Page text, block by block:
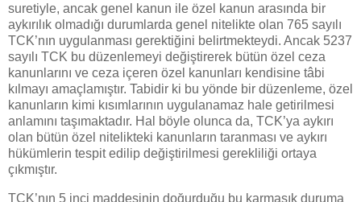
suretiyle, ancak genel kanun ile özel kanun arasında bir
aykırılık olmadığı durumlarda genel nitelikte olan 765 sayılı
TCK’nın uygulanması gerektiğini belirtmekteydi. Ancak 5237
sayılı TCK bu düzenlemeyi değiştirerek bütün özel ceza
kanunlarını ve ceza içeren özel kanunları kendisine tâbi
kılmayı amaçlamıştır. Tabidir ki bu yönde bir düzenleme, özel
kanunların kimi kısımlarının uygulanamaz hale getirilmesi
anlamını taşımaktadır. Hal böyle olunca da, TCK’ya aykırı
olan bütün özel nitelikteki kanunların taranması ve aykırı
hükümlerin tespit edilip değiştirilmesi gerekliliği ortaya
çıkmıştır.
TCK’nın 5 inci maddesinin doğurduğu bu karmaşık duruma